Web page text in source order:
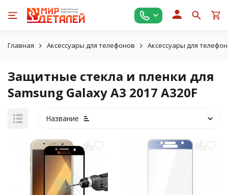
Главная Аксессуары для телефонов Аксессуары для
Защитные стекла и пленки для
Samsung Galaxy A3 2017 A320F
Название